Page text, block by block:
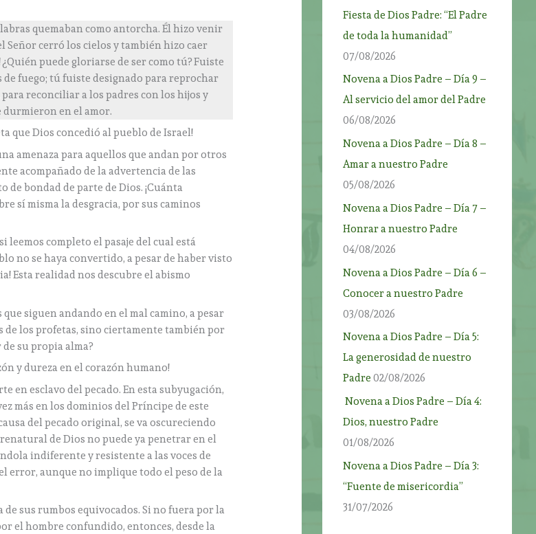
quemaban como antorcha. Él hizo venir
Señor cerró los cielos y también hizo caer
puede gloriarse de ser como tú? Fuiste
fuego; tú fuiste designado para reprochar
reconciliar a los padres con los hijos y
durmieron en el amor.
que Dios concedió al pueblo de Israel!
amenaza para aquellos que andan por otros
acompañado de la advertencia de las
de bondad de parte de Dios. ¡Cuánta
sí misma la desgracia, por sus caminos
leemos completo el pasaje del cual está
no se haya convertido, a pesar de haber visto
Esta realidad nos descubre el abismo
siguen andando en el mal camino, a pesar
de los profetas, sino ciertamente también por
su propia alma?
y dureza en el corazón humano!
en esclavo del pecado. En esta subyugación,
más en los dominios del Príncipe de este
del pecado original, se va oscureciendo
de Dios no puede ya penetrar en el
indiferente y resistente a las voces de
error, aunque no implique todo el peso de la
sus rumbos equivocados. Si no fuera por la
el hombre confundido, entonces, desde la
Fiesta de Dios Padre: “El Padre
de toda la humanidad”
07/08/2026
Novena a Dios Padre – Día 9 –
Al servicio del amor del Padre
06/08/2026
Novena a Dios Padre – Día 8 –
Amar a nuestro Padre
05/08/2026
Novena a Dios Padre – Día 7 –
Honrar a nuestro Padre
04/08/2026
Novena a Dios Padre – Día 6 –
Conocer a nuestro Padre
03/08/2026
Novena a Dios Padre – Día 5:
La generosidad de nuestro
Padre 02/08/2026
Novena a Dios Padre – Día 4:
Dios, nuestro Padre
01/08/2026
Novena a Dios Padre – Día 3:
“Fuente de misericordia”
31/07/2026